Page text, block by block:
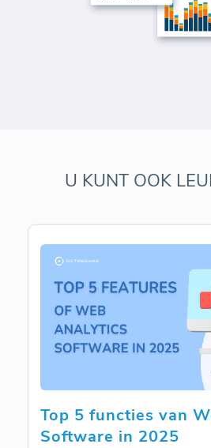
U KUNT OOK
Top 5 functies van
Software in 2025